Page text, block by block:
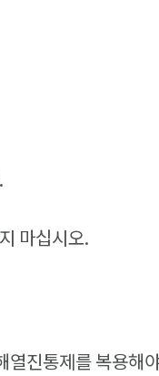
마십시오.
열진통제를 복용해